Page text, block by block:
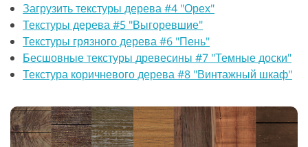
Загрузить текстуры дерева #4 "Орех"
Текстуры дерева #5 "Выгоревшие"
Текстуры грязного дерева #6 "Пень"
Бесшовные текстуры древесины #7 "Темные доски"
Текстура коричневого дерева #8 "Винтажный шкаф"